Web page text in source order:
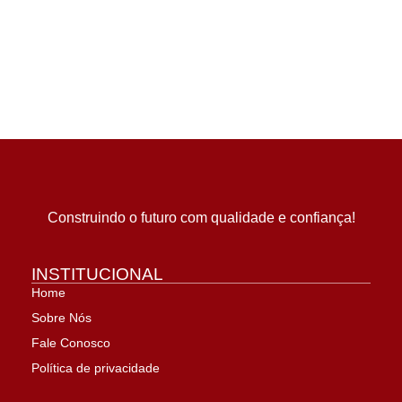
Construindo o futuro com qualidade e confiança!
INSTITUCIONAL
Home
Sobre Nós
Fale Conosco
Política de privacidade